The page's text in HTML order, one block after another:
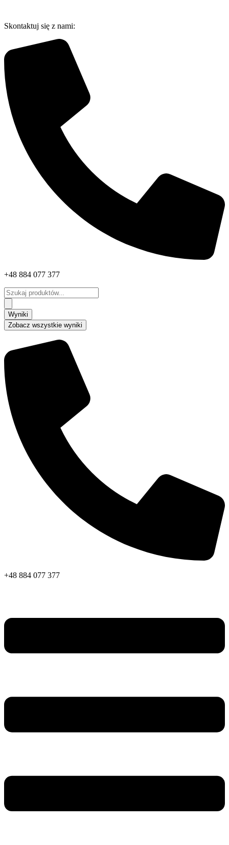
treści
Skontaktuj się z nami:
+48 884 077 377
Search
...
Wyniki
Zobacz wszystkie wyniki
+48 884 077 377